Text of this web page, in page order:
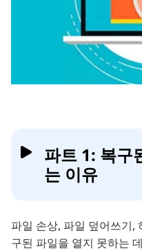
파트 1: 복구
는 이유
파일 손상, 파일 덮어쓰기,
구된 파일을 열지 못하는